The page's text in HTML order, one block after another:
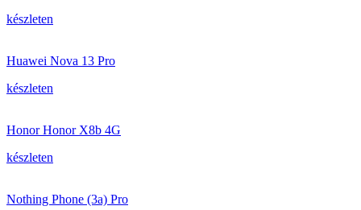
készleten
Huawei Nova 13 Pro
készleten
Honor Honor X8b 4G
készleten
Nothing Phone (3a) Pro